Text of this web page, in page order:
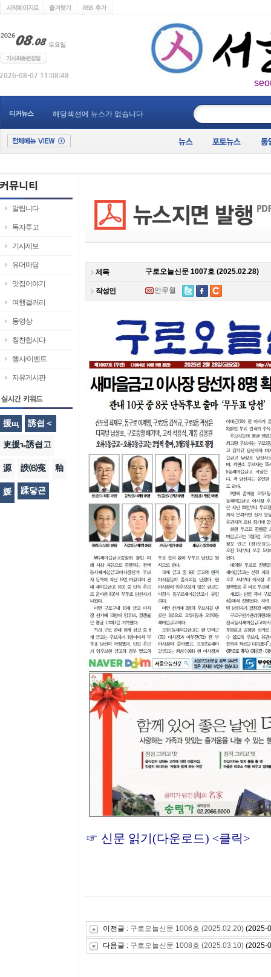
티커뉴스 해당섹션에 뉴스가 없습니다
알립니다
독자투고
기사제보
유머마당
맛집이야기
여행갤러리
동영상
칭찬합시다
행사/이벤트
자유게시판
援щ 誘쇱＜
吏援ъ誘쇱고
源 諛⑹寃 釉
媛 蹂닿굔
제목 구로오늘신문 1007호 (2025.02.28)
작성인 안무월
☞ 신문 읽기(다운로드) <클릭>
이전글 : 구로오늘신문 1006호 (2025.02.20) (2025-
다음글 : 구로오늘신문 1008호 (2025.03.10) (2025-